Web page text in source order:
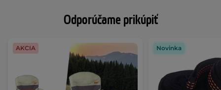
Odporúčame prikúpiť
AKCIA Novinka